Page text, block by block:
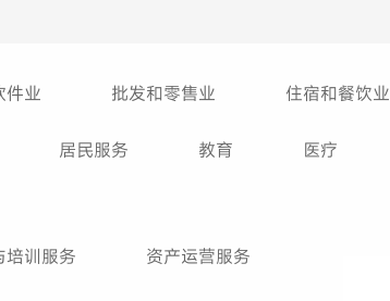
件业 批发和零售业 住宿和餐饮业
居民服务 教育 医疗
培训服务 资产运营服务